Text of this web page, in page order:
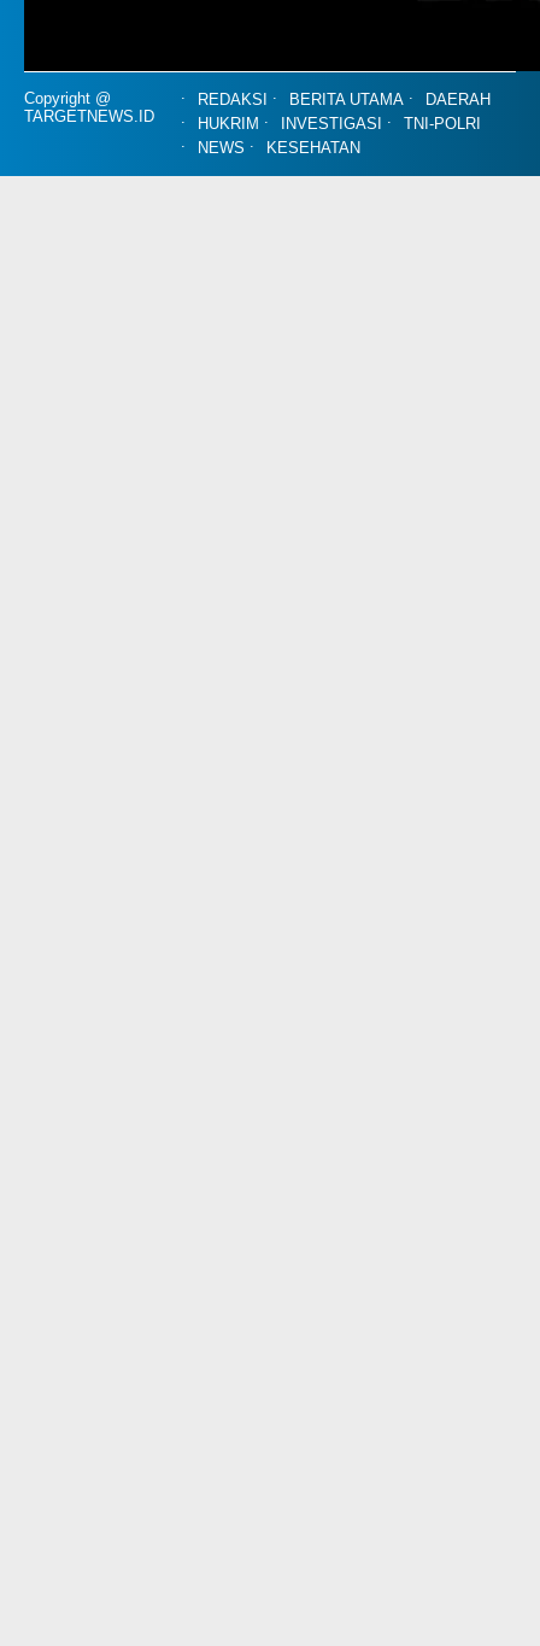
Copyright @
TARGETNEWS.ID
REDAKSI BERITA UTAMA
DAERAH
HUKRIM
INVESTIGASI
TNI-POLRI
NEWS
KESEHATAN